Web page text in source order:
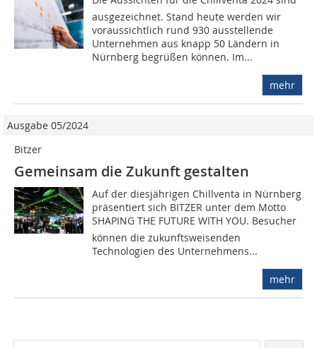
ausgezeichnet. Stand heute werden wir
voraussichtlich rund 930 ausstellende
Unternehmen aus knapp 50 Ländern in
Nürnberg begrüßen können. Im...
mehr
Ausgabe 05/2024
Bitzer
Gemeinsam die Zukunft gestalten
Auf der diesjährigen Chillventa in Nürnberg
präsentiert sich BITZER unter dem Motto
SHAPING THE FUTURE WITH YOU. Besucher
können die zukunftsweisenden
Technologien des Unternehmens...
mehr